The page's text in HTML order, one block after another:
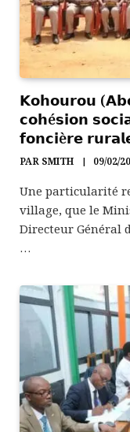
𝗞𝗼𝗵𝗼𝘂𝗿𝗼𝘂
𝗰𝗼𝗵é𝘀𝗶𝗼𝗻
𝗳𝗼𝗻𝗰𝗶è𝗿𝗲
PAR SMITH 09/02/
Une particularité
village, que le
Directeur Général
…